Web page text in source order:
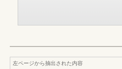
左ページから抽出された内容